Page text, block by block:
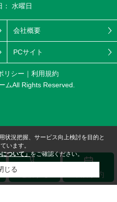
： 水曜日
会社概要
PCサイト
リシー
利用規約
ムAll Rights Reserved.
来店予約
状況把握、サービス向上検討を目的と
います。
ついて」をご確認ください。
じる